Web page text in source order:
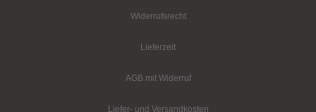
Widerrufsrecht
Lieferzeit
AGB mit Widerruf
Liefer- und Versandkosten